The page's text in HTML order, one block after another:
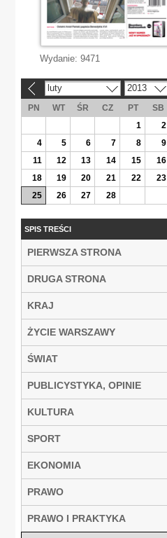
Wydanie: 9471
luty 2013
PN WT ŚR CZ PT SB
1
2
4
5 6 7 8 9
11
12 13 14 15 16
18
19 20 21 22 23
25
26 27 28
SPIS TREŚCI
PIERWSZA STRONA
DRUGA STRONA
KRAJ
ŻYCIE WARSZAWY
ŚWIAT
PUBLICYSTYKA, OPINIE
KULTURA
SPORT
EKONOMIA
PRAWO
PRAWO I PRAKTYKA